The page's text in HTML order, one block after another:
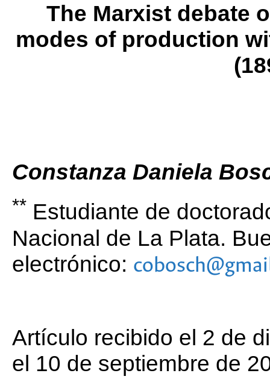
The Marxist debate
modes of production
Constanza Daniela
** Estudiante de
Nacional de La Plata.
electrónico:
Artículo recibido el 2 de
el 10 de septiembre de